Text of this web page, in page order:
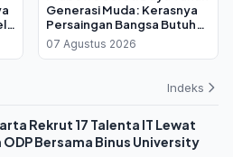
Generasi Muda: Kerasnya
Persaingan Bangsa Butuh
Pemimpin yang Teruji
07 Agustus 2026
Indeks
Rekrut 17 Talenta IT Lewat
Bersama Binus University